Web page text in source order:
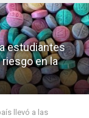
estudiantes
en la
llevó a las